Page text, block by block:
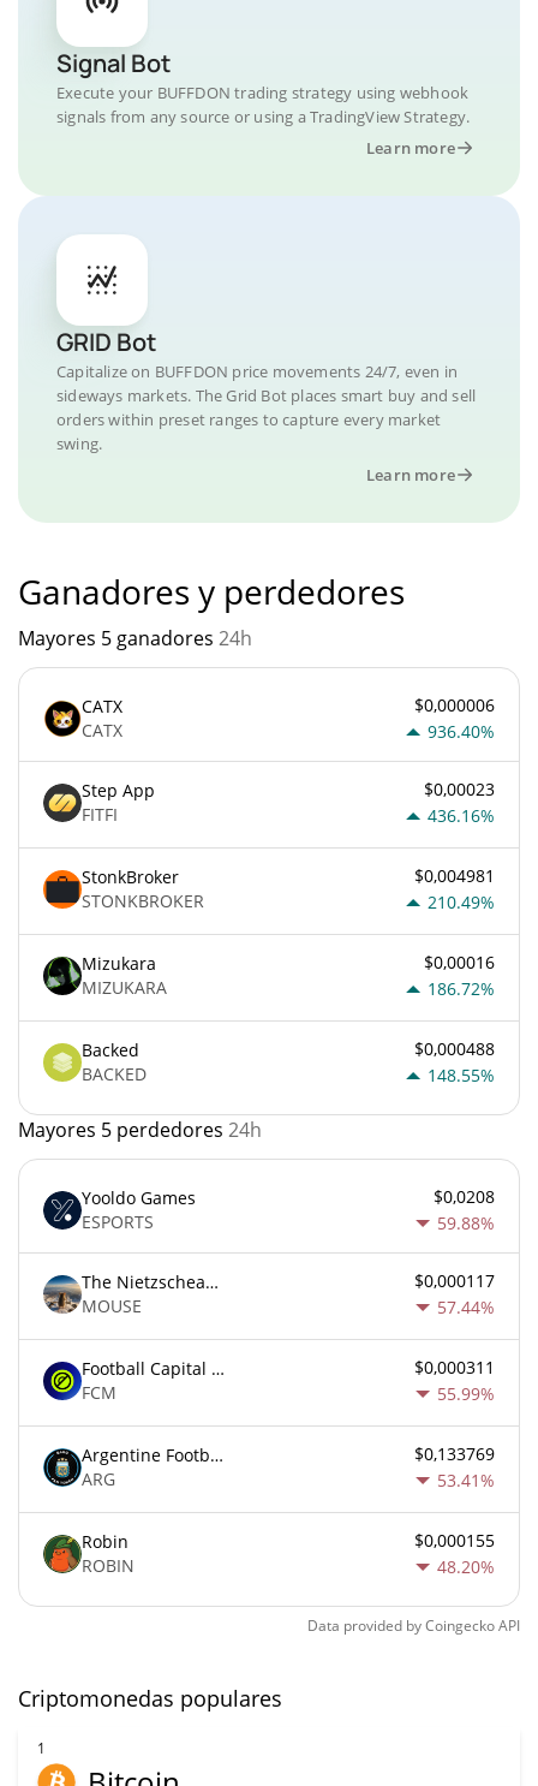
Signal Bot
Execute your BUFFDON trading strategy using webhook
signals from any source or using a TradingView Strategy.
Learn more
GRID Bot
Capitalize on BUFFDON price movements 24/7, even in
sideways markets. The Grid Bot places smart buy and sell
orders within preset ranges to capture every market
swing.
Learn more
Ganadores y perdedores
Mayores 5 ganadores 24h
CATX
CATX
$0,000006
936.40%
Step App
FITFI
$0,00023
436.16%
StonkBroker
STONKBROKER
$0,004981
210.49%
Mizukara
MIZUKARA
$0,00016
186.72%
Backed
BACKED
$0,000488
148.55%
Mayores 5 perdedores 24h
Yooldo Games
ESPORTS
$0,0208
59.88%
The Nietzschean Mouse
MOUSE
$0,000117
57.44%
Football Capital Markets
FCM
$0,000311
55.99%
Argentine Football Association Fan Token
ARG
$0,133769
53.41%
Robin
ROBIN
$0,000155
48.20%
Data provided byCoingeckoAPI
Criptomonedas populares
1